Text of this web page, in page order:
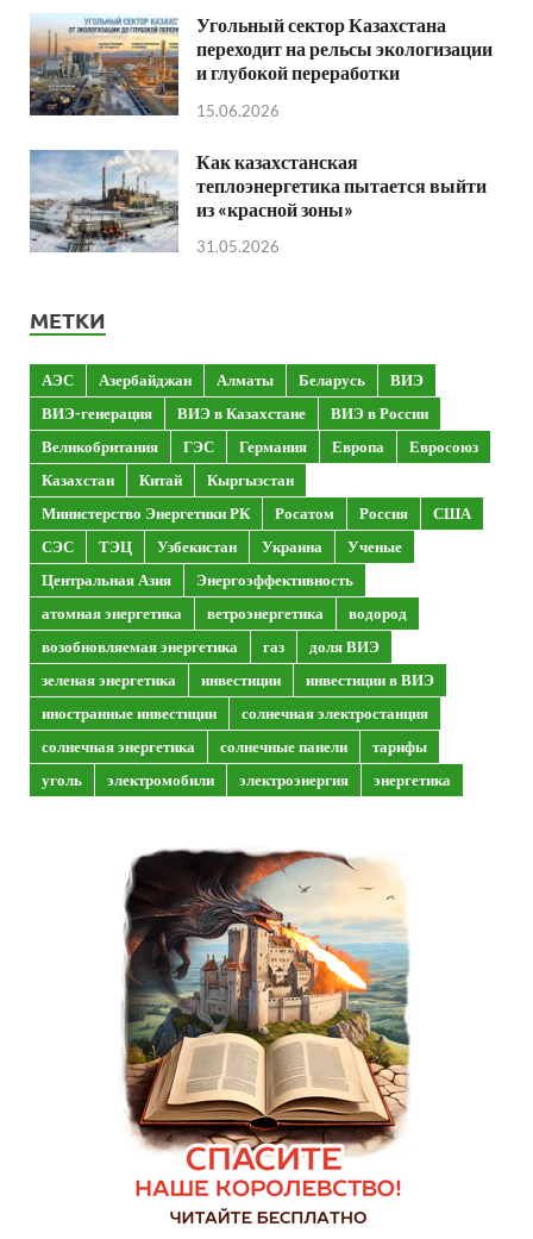
Угольный сектор Казахстана
переходит на рельсы экологизации
и глубокой переработки
15.06.2026
Как казахстанская
теплоэнергетика пытается выйти
из «красной зоны»
31.05.2026
МЕТКИ
АЭС Азербайджан Алматы Беларусь
ВИЭ
ВИЭ-генерация
ВИЭ в Казахстане
ВИЭ в России
Великобритания
ГЭС Германия Европа
Евросоюз
Казахстан
Китай
Кыргызстан
Министерство Энергетики РК
Росатом Россия
США
СЭС
ТЭЦ Узбекистан Украина
Ученые
Центральная Азия
Энергоэффективность
атомная энергетика
ветроэнергетика
водород
возобновляемая энергетика
газ
доля ВИЭ
зеленая энергетика
инвестиции
инвестиции в ВИЭ
иностранные инвестиции
солнечная электростанция
солнечная энергетика
солнечные панели
тарифы
уголь
электромобили электроэнергия энергетика